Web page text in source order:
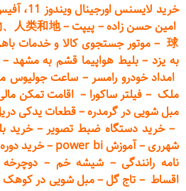
خرید لایسنس اورجینال ویندوز 11، آفیس 365
امین حسن زاده– پیپت–
人类和地
球
– موتور جستجوی کالا و خدمات
به یزد–بلیط هواپیما قشم به مشهد
امداد خودرو رامسر– ساعت جولیوس
ملک – فیلتر ساکورا – اقامت تمکن
مبل شویی در گرمدره–قطعاتیدکی
–خرید دستگاه ضبط تصویر–خرید
شهرری–آموزش power bi –خرید دوره
نامه رانندگی– شیشه خم – دوچرخه
اقساط – تاج گل–مبل شویی در کوهک